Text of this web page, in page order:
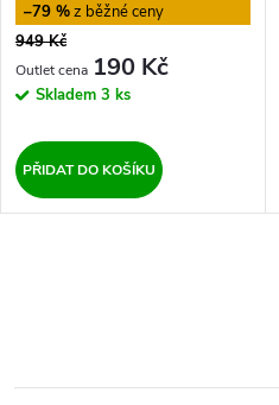
–79 %
949 Kč
190 Kč
Skladem 3 ks
PŘIDAT DO KOŠÍKU